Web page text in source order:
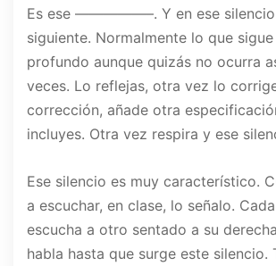
Es ese —————–. Y en ese silencio
siguiente. Normalmente lo que
profundo aunque quizás no ocurra
veces. Lo reflejas, otra vez lo
corrección, añade otra
incluyes. Otra vez respira y ese
Ese silencio es muy característico.
a escuchar, en clase, lo señalo.
escucha a otro sentado a su
habla hasta que surge este silencio.